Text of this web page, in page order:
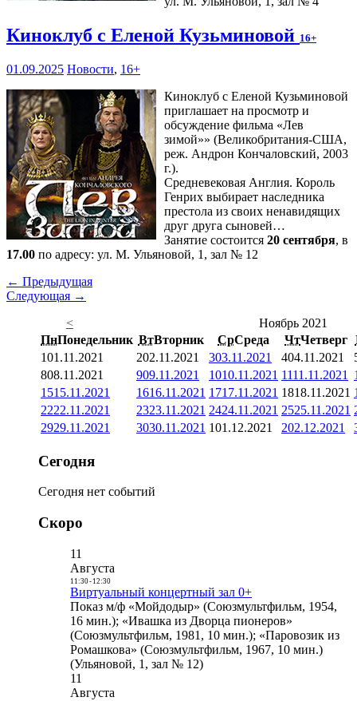
Киноклуб с Еленой Кузьминовой 16+
01.09.2025 Новости, 16+
Киноклуб с Еленой Кузьминовой
приглашает на просмотр и
обсуждение фильма «Лев
зимой»» (Великобритания-США,
реж. Андрон Кончаловский, 2003
г.).
Средневековая Англия. Король
Генрих выбирает наследника
престола из своих ненавидящих
друг друга сыновей…
Занятие состоится 20 сентября, в
17.00 по адресу: ул. М. Ульяновой, 1, зал № 12
← Предыдущая
Следующая →
<
Ноябрь 2021
ПнПонедельник ВтВторник СрСреда ЧтЧетверг
101.11.2021 202.11.2021 303.11.2021 404.11.2021
808.11.2021 909.11.2021 1010.11.2021 1111.11.2021
1515.11.2021 1616.11.2021 1717.11.2021 1818.11.2021
2222.11.2021 2323.11.2021 2424.11.2021 2525.11.2021
2929.11.2021 3030.11.2021 101.12.2021 202.12.2021
Сегодня
Сегодня нет событий
Скоро
11
Августа
11:30- 12:30
Виртуальный концертный зал 0+
Показ м/ф «Мойдодыр» (Союзмультфильм, 1954,
16 мин.); «Ивашка из Дворца пионеров»
(Союзмультфильм, 1981, 10 мин.); «Паровозик из
Ромашкова» (Союзмультфильм, 1967, 10 мин.)
(Ульяновой, 1, зал № 12)
11
Августа